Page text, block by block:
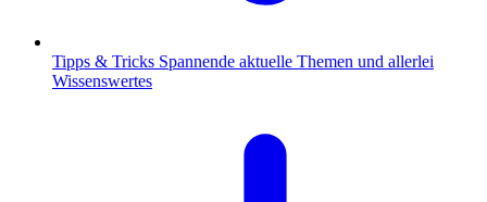
Tipps & Tricks Spannende aktuelle Themen und allerlei
Wissenswertes